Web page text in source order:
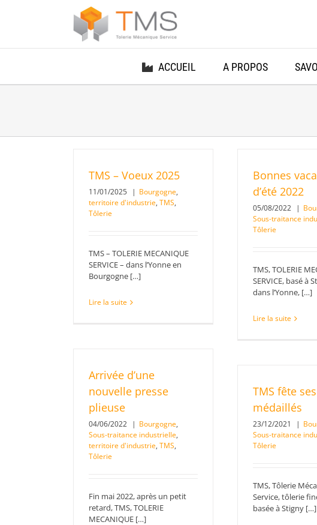
ACCUEIL A PROPOS
TMS – Voeux 2025
11/01/2025 | Bourgogne,
territoire d'industrie, TMS,
Tôlerie
TMS – TOLERIE MECANIQUE
SERVICE – dans l’Yonne en
Bourgogne […]
Lire la suite
Bonnes
d’été 2022
05/08/2022 |
Sous-traitance
Tôlerie
TMS, TOLERIE
SERVICE, basé à
dans l’Yonne, […]
Lire la suite
Arrivée d’une
nouvelle presse
plieuse
04/06/2022 | Bourgogne,
Sous-traitance industrielle,
territoire d'industrie, TMS,
Tôlerie
Fin mai 2022, après un petit
retard, TMS, TOLERIE
MECANIQUE […]
TMS fête
médaillés
23/12/2021 |
Sous-traitance
Tôlerie
TMS, Tôlerie
Service, tôlerie
basée à Stigny […]